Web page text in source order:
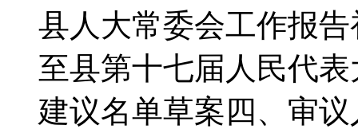
县人大常委会工作报
至县第十七届人民代
建议名单草案四、审